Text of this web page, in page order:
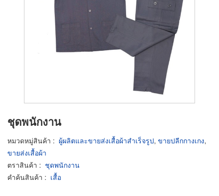
ชุดพนักงาน
หมวดหมู่สินค้า : ผู้ผลิตและขายส่งเสื้อผ้าสำเร็จรูป, ขายปลีกกางเกง,
ขายส่งเสื้อผ้า
ตราสินค้า : ชุดพนักงาน
คำค้นสินค้า : เสื้อ